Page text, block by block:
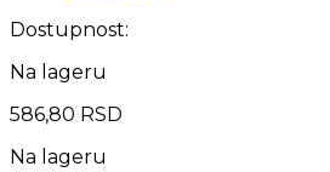
Dostupnost:
Na lageru
586,80 RSD
Na lageru